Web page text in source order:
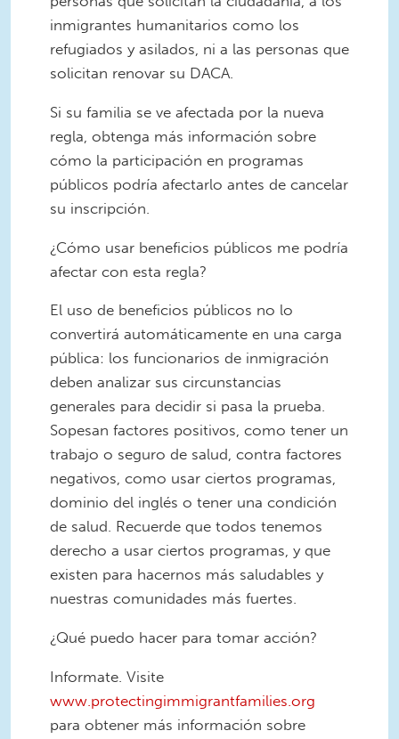
inmigrantes humanitarios como los
refugiados y asilados, ni a las personas que
solicitan renovar su DACA.
Si su familia se ve afectada por la nueva
regla, obtenga más información sobre
cómo la participación en programas
públicos podría afectarlo antes de cancelar
su inscripción.
¿Cómo usar beneficios públicos me podría
afectar con esta regla?
El uso de beneficios públicos no lo
convertirá automáticamente en una carga
pública: los funcionarios de inmigración
deben analizar sus circunstancias
generales para decidir si pasa la prueba.
Sopesan factores positivos, como tener un
trabajo o seguro de salud, contra factores
negativos, como usar ciertos programas,
dominio del inglés o tener una condición
de salud. Recuerde que todos tenemos
derecho a usar ciertos programas, y que
existen para hacernos más saludables y
nuestras comunidades más fuertes.
¿Qué puedo hacer para tomar acción?
Informate. Visite
www.protectingimmigrantfamilies.org
para obtener más información sobre